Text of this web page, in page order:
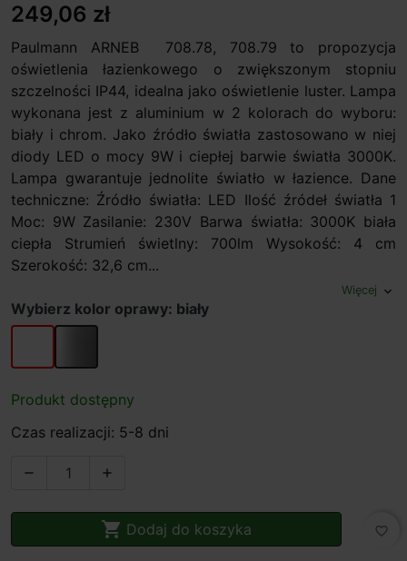
249,06 zł
Paulmann ARNEB 708.78, 708.79 to propozycja
oświetlenia łazienkowego o zwiększonym stopniu
szczelności IP44, idealna jako oświetlenie luster. Lampa
wykonana jest z aluminium w 2 kolorach do wyboru:
biały i chrom. Jako źródło światła zastosowano w niej
diody LED o mocy 9W i ciepłej barwie światła 3000K.
Lampa gwarantuje jednolite światło w łazience. Dane
techniczne: Źródło światła: LED Ilość źródeł światła 1
Moc: 9W Zasilanie: 230V Barwa światła: 3000K biała
ciepła Strumień świetlny: 700lm Wysokość: 4 cm
Szerokość: 32,6 cm...
Więcej expand_more
Wybierz kolor oprawy: biały
biały chrom
Produkt dostępny
Czas realizacji: 5-8 dni
 
 Dodaj do koszyka favorite_border